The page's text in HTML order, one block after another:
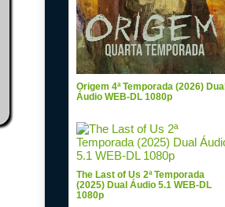
Origem 4ª Temporada (2026) Dual
Áudio WEB-DL 1080p
The Last of Us 2ª Temporada
(2025) Dual Áudio 5.1 WEB-DL
1080p